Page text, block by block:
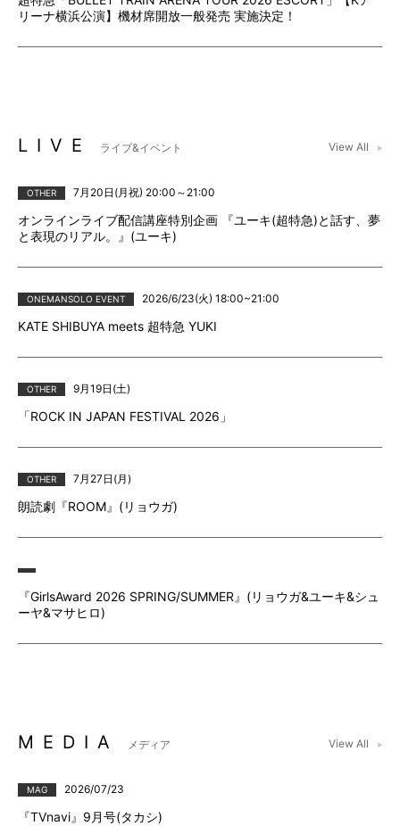
リーナ横浜公演】機材席開放一般発売 実施決定！
LIVE ライブ&イベント View All
OTHER 7月20日(月祝) 20:00～21:00
オンラインライブ配信講座特別企画 『ユーキ(超特急)と話す、夢
と表現のリアル。』(ユーキ)
ONEMANSOLO EVENT 2026/6/23(火) 18:00~21:00
KATE SHIBUYA meets 超特急 YUKI
OTHER 9月19日(土)
「ROCK IN JAPAN FESTIVAL 2026」
OTHER 7月27⽇(月)
朗読劇『ROOM』(リョウガ)
『GirlsAward 2026 SPRING/SUMMER』(リョウガ&ユーキ&シュ
ーヤ&マサヒロ)
MEDIA メディア View All
MAG 2026/07/23
『TVnavi』9月号(タカシ)